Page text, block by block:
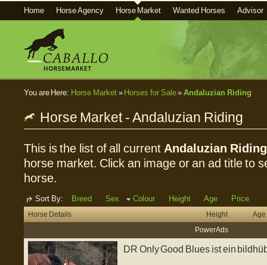
Home Horse Agency Horse Market Wanted Horses Advisor
You are Here: Horse Market» Horses for Sale»Andaluzian Riding
Horse Market - Andaluzian Riding
This is the list of all current Andaluzian
horse market. Click an image or an ad title to
horse.
Sort By: Breed Sex Colour Height Age Price
Horse Details Height
Age
Power Ads
DR Only Good Blues ist ein